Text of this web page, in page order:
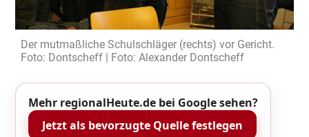
Der mutmaßliche Schulschläger (rechts) vor Gericht.
Foto: Dontscheff | Foto: Alexander Dontscheff
Mehr regionalHeute.de bei Google sehen?
Jetzt als bevorzugte Quelle festlegen